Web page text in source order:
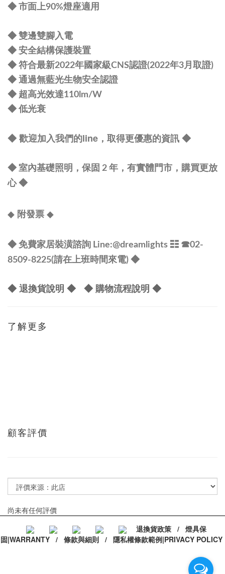
◆ 市面上90%燈座適用
◆ 雙邊雙腳入電
◆ 安全結構保護裝置
◆ 符合最新2022年國家級CNS認證(2022年3月取證)
◆ 通過無藍光生物安全認證
◆ 超高光效達110lm/W
◆ 低光衰
◆ 歡迎加入我們的line，取得更優惠的資訊◆
◆ 室內基礎照明，保固 2 年，有實體門市，購買更放
心◆
◆ 附發票◆
◆ 免費家居裝潢諮詢 Line:@dreamlights ☷ ☎02-
8509-8225(請在上班時間來電) ◆
◆ 退換貨說明 ◆ ◆ 購物流程說明 ◆
了解更多
顧客評價
尚未有任何評價
退換貨政策 / 燈具保
固|WARRANTY / 條款與細則 / 隱私權條款範例|PRIVACY POLICY